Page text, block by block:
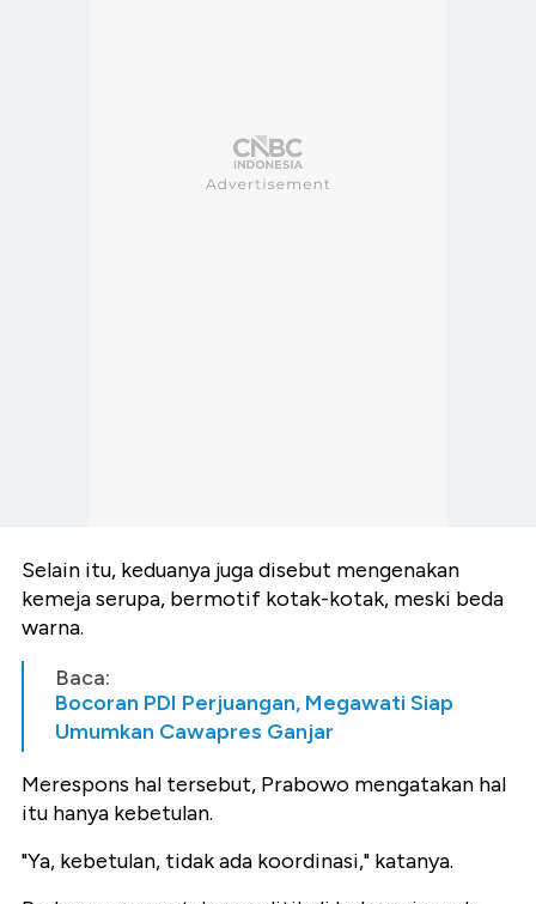
Selain itu, keduanya juga disebut mengenakan
kemeja serupa, bermotif kotak-kotak, meski beda
warna.
Baca:
Bocoran PDI Perjuangan, Megawati Siap
Umumkan Cawapres Ganjar
Merespons hal tersebut, Prabowo mengatakan hal
itu hanya kebetulan.
"Ya, kebetulan, tidak ada koordinasi," katanya.